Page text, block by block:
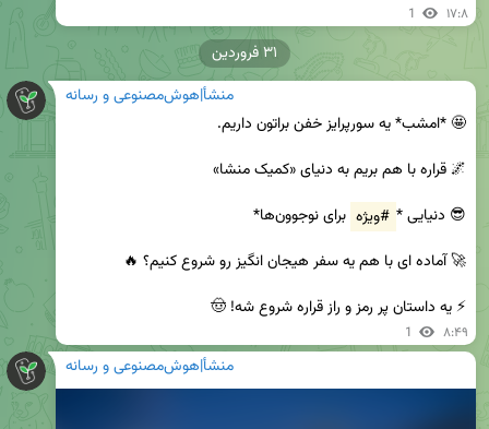
1 ۱۷:۸
منشأ|هوش‌مصنوعی و رسانه
😎 دنیایی * #ویژه
⚡️ یه داستان پر رمز و راز قراره شروع شه! 🤠
1 ۸:۴۹
۳۱ فروردین
منشأ|هوش‌مصنوعی و رسانه